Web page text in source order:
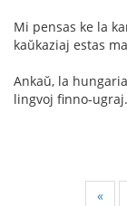
Mi pensas ke la
kaŭkaziaj estas
Ankaŭ, la
lingvoj finno-ugraj.
«